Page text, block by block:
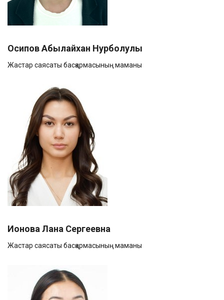
Осипов Абылайхан Нурболулы
Жастар саясаты басқармасының маманы
Ионова Лана Сергеевна
Жастар саясаты басқармасының маманы